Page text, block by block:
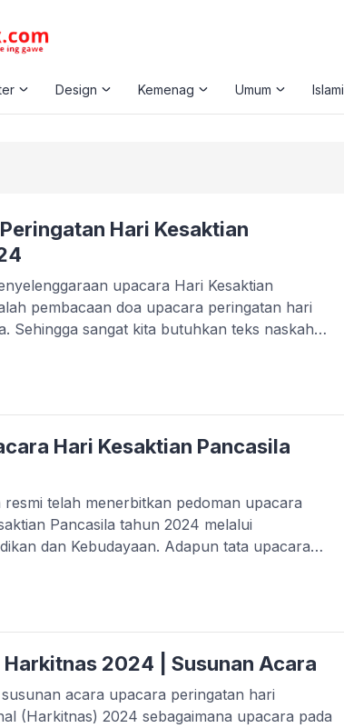
Design Kemenag Umum Islami
Hari Kesaktian
upacara Hari Kesaktian
pembacaan doa upacara peringatan hari
Sehingga sangat kita butuhkan teks naskah
anda langsung baca di bawah ini. Namun,
naskah doa upacara peringatan hari
2024 dengan klik di sini. Akan tetapi, untuk
[…]
Hari Kesaktian Pancasila
resmi telah menerbitkan pedoman upacara
Pancasila tahun 2024 melalui
dan Kebudayaan. Adapun tata upacara
tahun 2024 ini dapat anda download dan baca
ini. Dalam peringatan Hari Kesaktian
tema “Bersama Pancasila Kita
Emas“. Sedangkan upacara secara nasional
Harkitnas 2024 | Susunan Acara
acara upacara peringatan hari
(Harkitnas) 2024 sebagaimana upacara pada